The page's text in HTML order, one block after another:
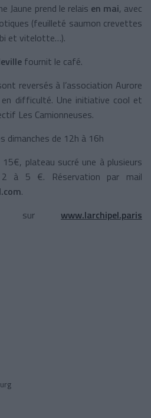
Jaune prend le relais en mai, avec
(feuilleté saumon crevettes
et vitelotte…).
fournit le café.
reversés à l’association Aurore
en difficulté. Une initiative cool et
Les Camionneuses.
dimanches de 12h à 16h
plateau sucré une à plusieurs
2 à 5 €. Réservation par mail
.
sur www.larchipel.paris